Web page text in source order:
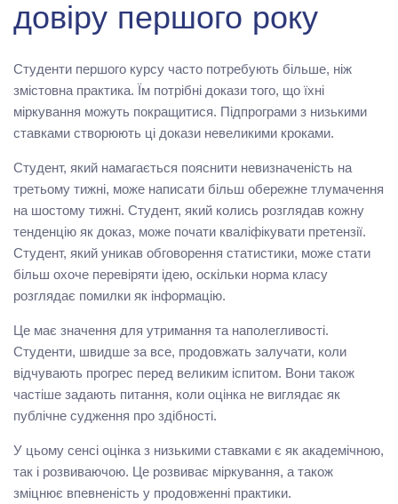
довіру першого року
Студенти першого курсу часто потребують більше, ніж
змістовна практика. Їм потрібні докази того, що їхні
міркування можуть покращитися. Підпрограми з низькими
ставками створюють ці докази невеликими кроками.
Студент, який намагається пояснити невизначеність на
третьому тижні, може написати більш обережне тлумачення
на шостому тижні. Студент, який колись розглядав кожну
тенденцію як доказ, може почати кваліфікувати претензії.
Студент, який уникав обговорення статистики, може стати
більш охоче перевіряти ідею, оскільки норма класу
розглядає помилки як інформацію.
Це має значення для утримання та наполегливості.
Студенти, швидше за все, продовжать залучати, коли
відчувають прогрес перед великим іспитом. Вони також
частіше задають питання, коли оцінка не виглядає як
публічне судження про здібності.
У цьому сенсі оцінка з низькими ставками є як академічною,
так і розвиваючою. Це розвиває міркування, а також
зміцнює впевненість у продовженні практики.